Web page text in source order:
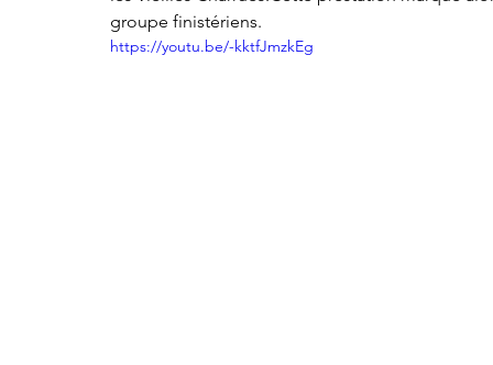
groupe finistériens.
https://youtu.be/-kktfJmzkEg